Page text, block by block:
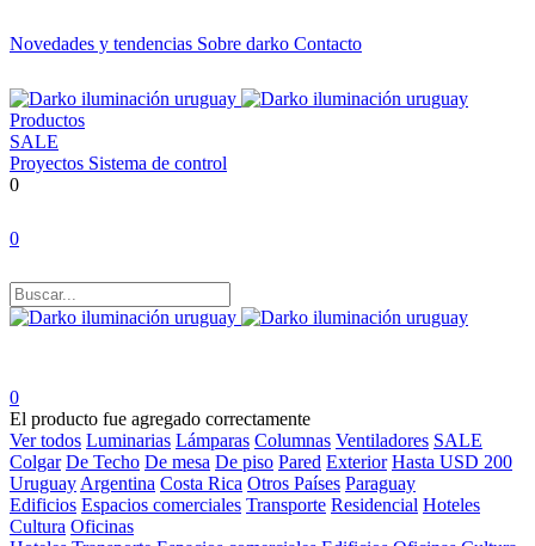
Novedades y tendencias Sobre darko Contacto
Productos
SALE
Proyectos Sistema de control
0
0
0
El producto fue agregado correctamente
Ver todos Luminarias Lámparas Columnas Ventiladores SALE
Colgar De Techo De mesa De piso Pared Exterior Hasta USD 200
Uruguay Argentina Costa Rica Otros Países Paraguay
Edificios Espacios comerciales Transporte Residencial Hoteles
Cultura Oficinas